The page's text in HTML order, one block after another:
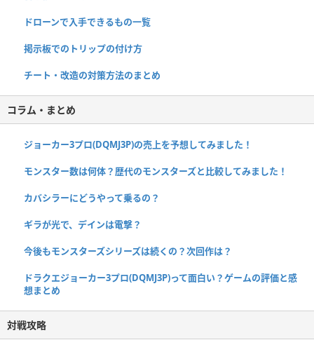
ドローンで入手できるもの一覧
掲示板でのトリップの付け方
チート・改造の対策方法のまとめ
コラム・まとめ
ジョーカー3プロ(DQMJ3P)の売上を予想してみました！
モンスター数は何体？歴代のモンスターズと比較してみました！
カバシラーにどうやって乗るの？
ギラが光で、デインは電撃？
今後もモンスターズシリーズは続くの？次回作は？
ドラクエジョーカー3プロ(DQMJ3P)って面白い？ゲームの評価と感
想まとめ
対戦攻略